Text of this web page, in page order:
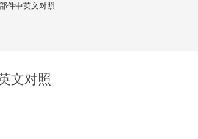
件中英文对照
文对照